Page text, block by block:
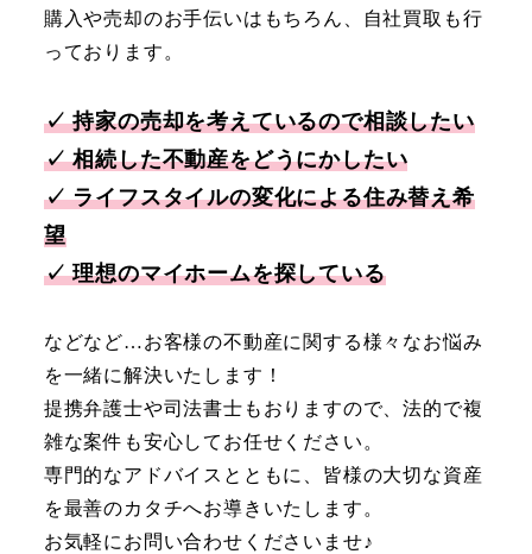
購入や売却のお手伝いはもちろん、自社買取も行
っております。
✓ 持家の売却を考えているので相談したい
✓ 相続した不動産をどうにかしたい
✓ ライフスタイルの変化による住み替え希
望
✓ 理想のマイホームを探している
などなど…お客様の不動産に関する様々なお悩み
を一緒に解決いたします！
提携弁護士や司法書士もおりますので、法的で複
雑な案件も安心してお任せください。
専門的なアドバイスとともに、皆様の大切な資産
を最善のカタチへお導きいたします。
お気軽にお問い合わせくださいませ♪